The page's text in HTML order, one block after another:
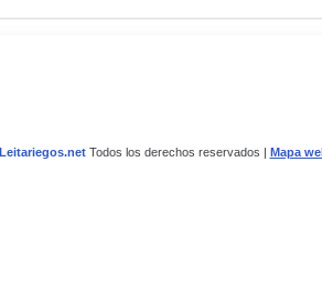
Leitariegos.netTodos los derechos reservados | Mapa